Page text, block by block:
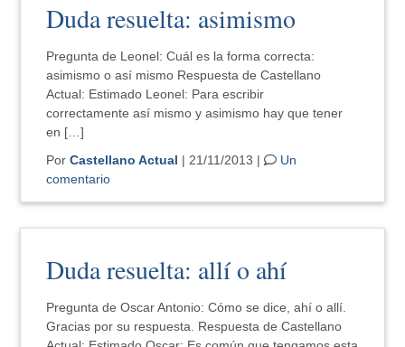
Duda resuelta: asimismo
Pregunta de Leonel: Cuál es la forma correcta:
asimismo o así mismo Respuesta de Castellano
Actual: Estimado Leonel: Para escribir
correctamente así mismo y asimismo hay que tener
en […]
PorCastellano Actual | 21/11/2013 |
Un
comentario
Duda resuelta: allí o ahí
Pregunta de Oscar Antonio: Cómo se dice, ahí o allí.
Gracias por su respuesta. Respuesta de Castellano